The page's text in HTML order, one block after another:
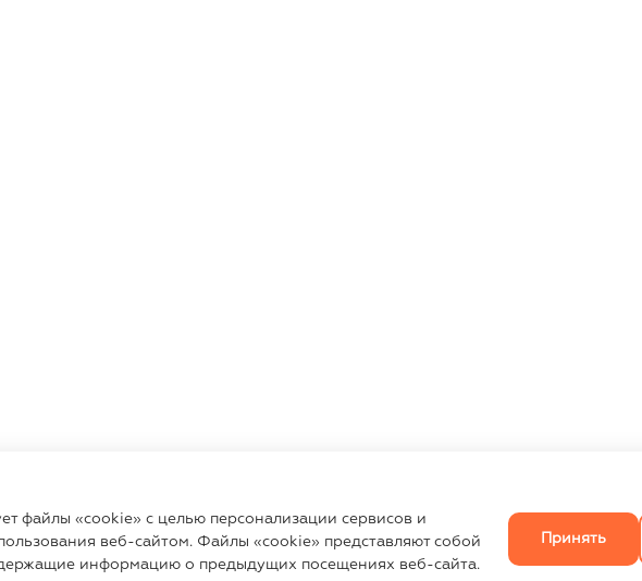
файлы «cookie» с целью персонализации сервисов и
веб-сайтом. Файлы «cookie» представляют собой
информацию о предыдущих посещениях веб-сайта.
Принять